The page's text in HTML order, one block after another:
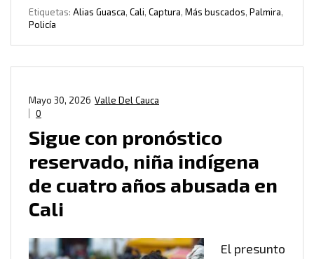
Etiquetas: Alias Guasca, Cali, Captura, Más buscados, Palmira,
Policía
Valle Del Cauca
Mayo 30, 2026
0
Sigue con pronóstico
reservado, niña indígena
de cuatro años abusada en
Cali
El presunto